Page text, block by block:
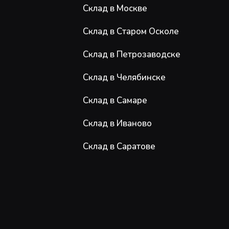
Склад в Москве
Склад в Старом Осколе
Склад в Петрозаводске
Склад в Челябинске
Склад в Самаре
Склад в Иваново
Склад в Саратове